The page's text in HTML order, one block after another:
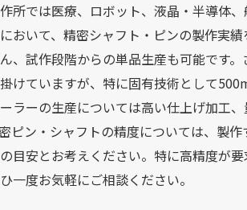
所では医療、ロボット、液晶・半導体
おいて、精密シャフト・ピンの製作実
、試作段階からの単品生産も可能です
けていますが、特に固有技術として
ラーの生産については高い仕上げ加工
ピン・シャフトの精度については、製
目安とお考えください。特に高精度が
一度お気軽にご相談ください。